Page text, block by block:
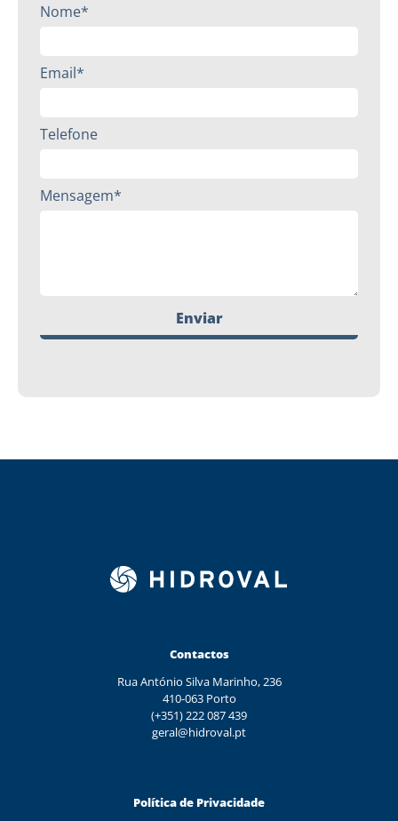
Nome*
Email*
Telefone
Mensagem*
Enviar
Contactos
Rua António Silva Marinho, 236
410-063 Porto
(+351) 222 087 439
geral@hidroval.pt
Política de Privacidade